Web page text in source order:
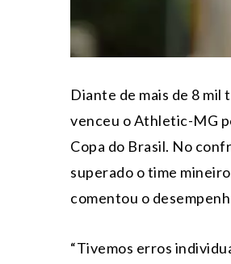
Diante de mais de 8
venceu o Athletic-MG
Copa do Brasil. No
superado o time
comentou o
“Tivemos erros